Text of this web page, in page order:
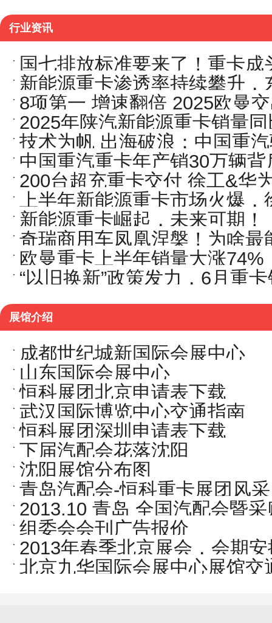
行业资讯
国七排放标准要来了！重卡
淘汰倒计时？
新能源重卡渗透率持续攀升，
8项第一 增速翻倍 2025欧曼
2025年陕汽新能源重卡销量
技术为帆 出海破浪：中国重
中国重汽重卡年产销30万辆
200台超充重卡交付 徐工&华
浪潮！
上半年新能源重卡市场火爆
销量榜首
新能源重卡崛起，未来可期！
奇瑞商用车凤凰涅槃！为啥
神？
欧曼重卡上半年销量大涨
跑行业！
“以旧换新”政策发力，6月重
展馆介绍
成都世纪城新国际会展中心
山东国际会展中心
恒科展团北京申请表下载
武汉国际博览中心交通指南
恒科展团深圳申请表下载
下届汽配会花落沈阳
沈阳展馆分布图
青岛汽配会-恒科重卡展团风采
2013.10 青岛 全国汽配会暨
组委会会刊广告报价
2013年春季北京展会，会期安
北京九华国际会展中心展馆交